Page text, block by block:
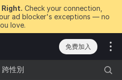
Check your connection,
ad blocker's exceptions — no
love.
免费加入
跨性別